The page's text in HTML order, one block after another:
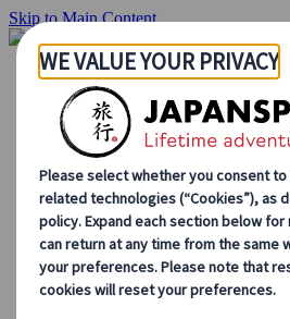
Skip to Main Content
Startside
Rejser
Individuelle rejser
Grupperejser
Kør-selv ferie
Udflugter
Skræddersyede grupperejser
Japan Rail Pass
Sådan arbejder vi
Om os
Vores team
Bliv en del af vores team